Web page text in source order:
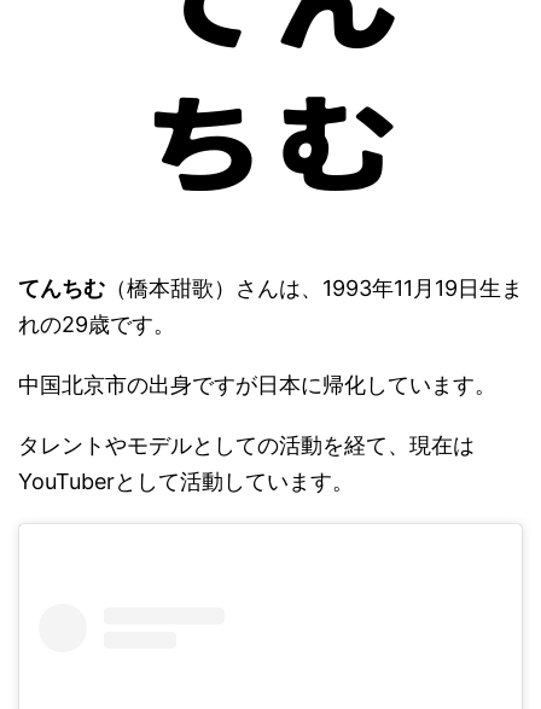
てんちむ （橋本甜歌）さんは、1993年11月19日生ま
れの29歳です。
中国北京市の出身ですが日本に帰化しています。
タレントやモデルとしての活動を経て、現在は
YouTuberとして活動しています。